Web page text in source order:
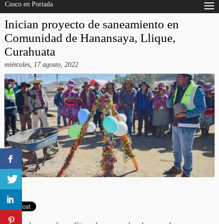
Cusco en Portada
Inician proyecto de saneamiento en
Comunidad de Hanansaya, Llique,
Curahuata
miércoles, 17 agosto, 2022